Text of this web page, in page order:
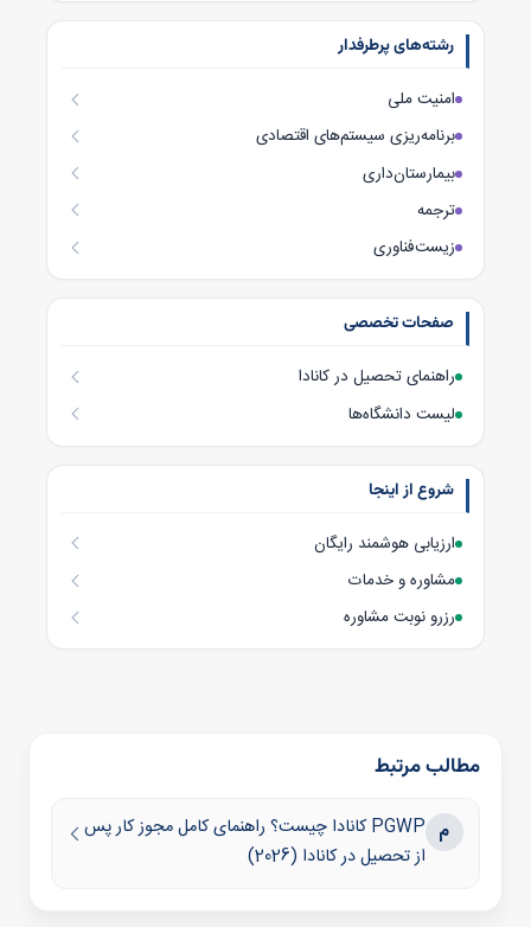
رشته‌های پرطرفدار
امنیت ملی
برنامه‌ریزی سیستم‌های اقتصادی
بیمارستان‌داری
ترجمه
زیست‌فناوری
صفحات تخصصی
راهنمای تحصیل در کانادا
لیست دانشگاه‌ها
شروع از اینجا
ارزیابی هوشمند رایگان
مشاوره و خدمات
رزرو نوبت مشاوره
مطالب مرتبط
م
PGWP کانادا چیست؟ راهنمای کامل مجوز کار پس
از تحصیل در کانادا (2026)